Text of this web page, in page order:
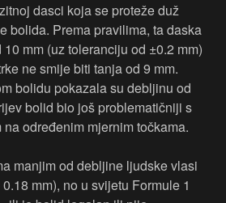
dasci koja se proteže duž
bolida. Prema pravilima, ta daska
mm (uz toleranciju od ±0.2 mm)
ne smije biti tanja od 9 mm.
bolidu pokazala su debljinu od
bolid bio još problematičniji s
određenim mjernim točkama.
manjim od debljine ljudske vlasi
mm), no u svijetu Formule 1